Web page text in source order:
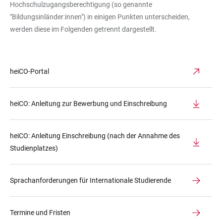
Hochschulzugangsberechtigung (so genannte
"Bildungsinländer:innen") in einigen Punkten unterscheiden,
werden diese im Folgenden getrennt dargestellt.
heiCO-Portal
heiCO: Anleitung zur Bewerbung und Einschreibung
heiCO: Anleitung Einschreibung (nach der Annahme des
Studienplatzes)
Sprachanforderungen für Internationale Studierende
Termine und Fristen